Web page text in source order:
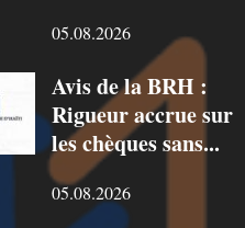
05.08.2026
Avis de la BRH :
Rigueur accrue sur
les chèques sans...
05.08.2026